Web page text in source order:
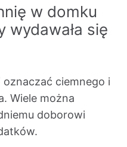
w domku
wydawała się
ciemnego i
Wiele można
doborowi